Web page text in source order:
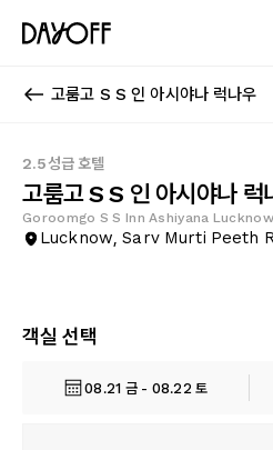
고룸고 S S 인 아시야나 럭나우
2.5성급 호텔
고룸고 S S 인 아시야나 럭
Goroomgo S S Inn Ashiyana Lucknow
Lucknow, Sarv Murti Peeth
객실 선택
08.21 금 - 08.22 토